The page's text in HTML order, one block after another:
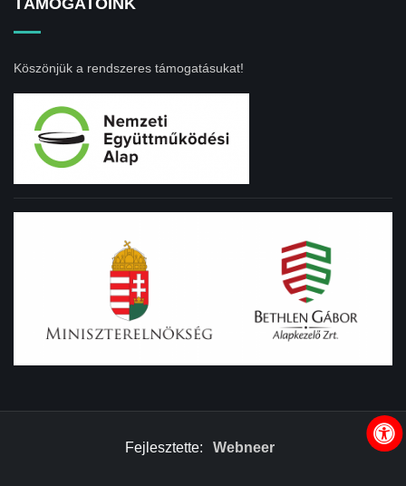
TÁMOGATÓINK
Köszönjük a rendszeres támogatásukat!
Fejlesztette: Webneer